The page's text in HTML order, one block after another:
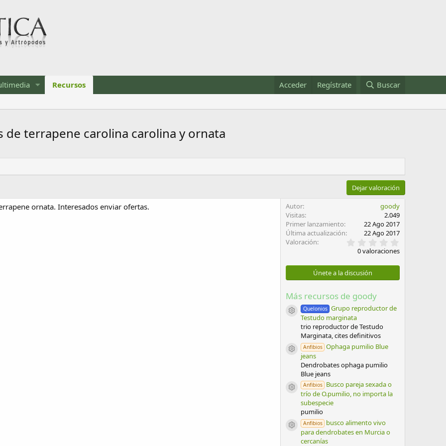
Recursos Acceder Regístrate Buscar
de terrapene carolina carolina y ornata
Dejar valoración
ornata. Interesados enviar ofertas. Autor
goody
Visitas
2.049
Primer lanzamiento
22 Ago 2017
Última actualización
22 Ago 2017
Valoración
,
0
s
0 valoraciones
Únete a la discusión
Más recursos de goody
Icono del recurso
Quelonios Grupo reproductor de
Testudo marginata
trio reproductor de Testudo
Marginata, cites definitivos
Icono del recurso
Anfibios Ophaga pumilio Blue
jeans
Dendrobates ophaga pumilio
Blue jeans
Icono del recurso
Anfibios Busco pareja sexada o
trío de O.pumilio, no importa la
subespecie
pumilio
Icono del recurso
Anfibios busco alimento vivo
para dendrobates en Murcia o
cercanías